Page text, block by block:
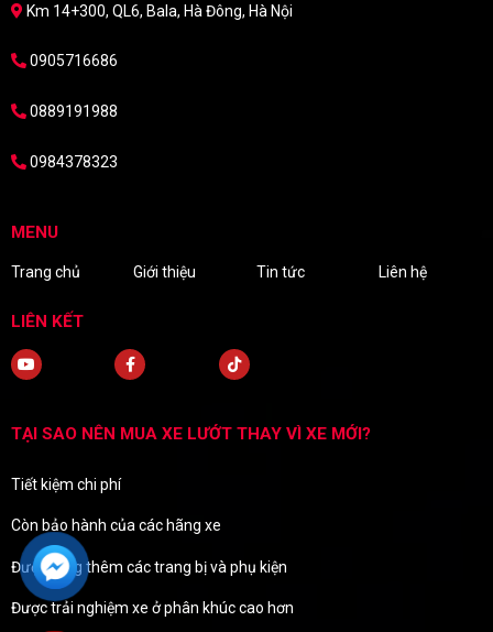
Km 14+300, QL6, Bala, Hà Đông, Hà Nội
0905716686
0889191988
0984378323
MENU
Trang chủ Giới thiệu Tin tức Liên hệ
LIÊN KẾT
TẠI SAO NÊN MUA XE LƯỚT THAY VÌ XE MỚI?
Tiết kiệm chi phí
Còn bảo hành của các hãng xe
Được tặng thêm các trang bị và phụ kiện
Được trải nghiệm xe ở phân khúc cao hơn